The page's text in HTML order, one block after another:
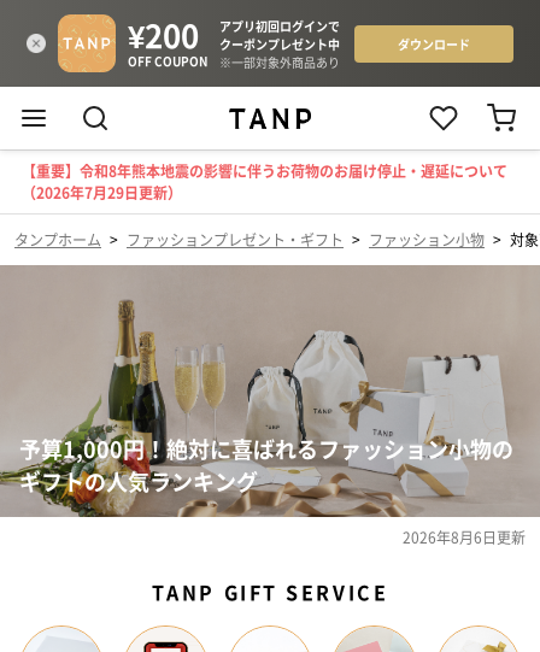
【重要】令和8年熊本地震の影響に伴うお荷物のお届け停止・遅延について
（2026年7月29日更新）
タンプホーム > ファッションプレゼント・ギフト > ファッション小物 > 対
予算1,000円！絶対に喜ばれるファッション小物の
ギフトの人気ランキング
2026年8月6日更新
TANP GIFT SERVICE